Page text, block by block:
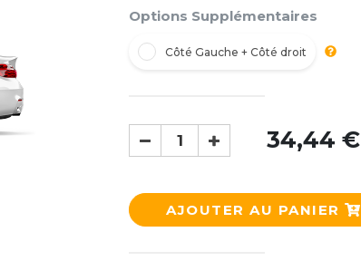
Options Supplémentaires
Côté Gauche + Côté droit
34,44 €
AJOUTER AU PANIER